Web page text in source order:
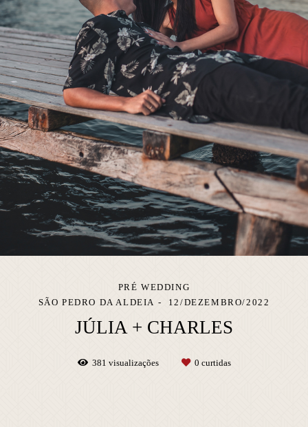
PRÉ WEDDING
SÃO PEDRO DA ALDEIA
12/DEZEMBRO/2022
JÚLIA + CHARLES
381 visualizações 0 curtidas